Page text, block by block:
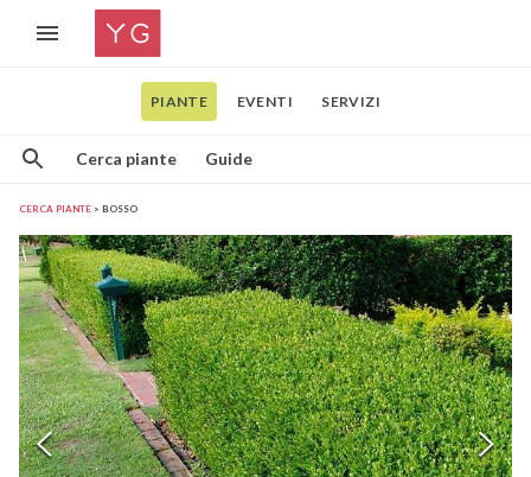
PIANTE EVENTI SERVIZI
Cerca piante Guide
CERCA PIANTE BOSSO